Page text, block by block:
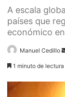
A escala
países que
económico
Manuel Cedillo
1 minuto de lectura